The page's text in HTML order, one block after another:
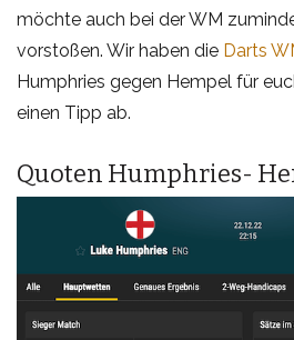
möchte auch bei der WM
vorstoßen. Wir haben die Darts
Humphries gegen Hempel für
einen Tipp ab.
Quoten Humphries-